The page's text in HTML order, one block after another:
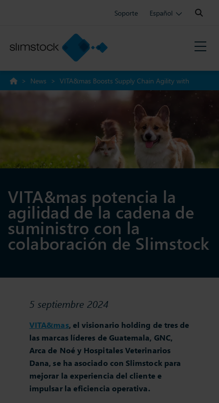
Soporte Español
Search:
> News > VITA&mas Boosts Supply Chain Agility with
VITA&mas potencia la
agilidad de la cadena de
suministro con la
colaboración de Slimstock
5 septiembre 2024
VITA&mas, el visionario holding de tres de
las marcas líderes de Guatemala, GNC,
Arca de Noé y Hospitales Veterinarios
Dana, se ha asociado con Slimstock para
mejorar la experiencia del cliente e
impulsar la eficiencia operativa.